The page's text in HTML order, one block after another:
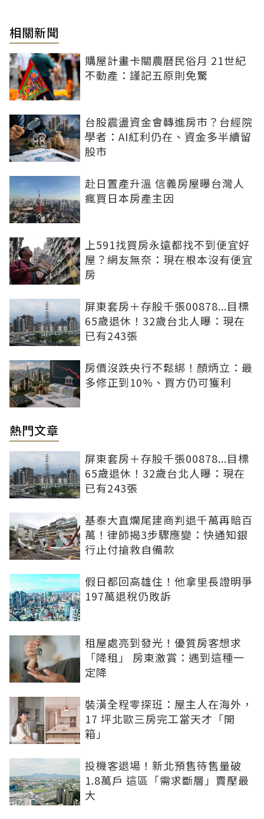
相關新聞
購屋計畫卡關農曆民俗月 21世紀
不動產：謹記五原則免驚
台股震盪資金會轉進房市？台經院
學者：AI紅利仍在、資金多半續留
股市
赴日置產升溫 信義房屋曝台灣人
瘋買日本房產主因
上591找買房永遠都找不到便宜好
屋？網友無奈：現在根本沒有便宜
房
屏東套房＋存股千張00878...目標
65歲退休！32歲台北人曝：現在
已有243張
房價沒跌央行不鬆綁！顏炳立：最
多修正到10%、買方仍可獲利
熱門文章
屏東套房＋存股千張00878...目標
65歲退休！32歲台北人曝：現在
已有243張
基泰大直爛尾建商判退千萬再賠百
萬！律師揭3步驟應變：快通知銀
行止付搶救自備款
假日都回高雄住！他拿里長證明爭
197萬退稅仍敗訴
租屋處亮到發光！優質房客想求
「降租」 房東激賞：遇到這種一
定降
裝潢全程零探班：屋主人在海外，
17 坪北歐三房完工當天才「開
箱」
投機客退場！新北預售待售量破
1.8萬戶 這區「需求斷層」賣壓最
大